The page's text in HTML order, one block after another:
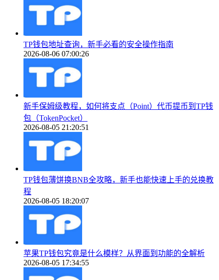
TP钱包地址查询，新手必看的安全操作指南
2026-08-06 07:00:26
新手保姆级教程，如何将支点（Point）代币提币到TP钱
包（TokenPocket）
2026-08-05 21:20:51
TP钱包薄饼换BNB全攻略，新手也能快速上手的兑换教
程
2026-08-05 18:20:07
苹果TP钱包究竟是什么模样？从界面到功能的全解析
2026-08-05 17:34:55